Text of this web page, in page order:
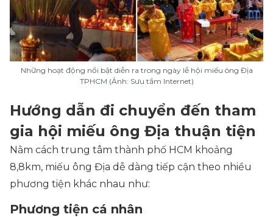
Những hoạt động nổi bật diễn ra trong ngày lễ hội miếu ông Địa
TPHCM (Ảnh: Sưu tầm Internet)
Hướng dẫn đi chuyển đến tham
gia hội miếu ông Địa thuận tiện
Nằm cách trung tâm thành phố HCM khoảng
8,8km, miếu ông Địa dễ dàng tiếp cận theo nhiều
phương tiện khác nhau như:
Phương tiện cá nhân